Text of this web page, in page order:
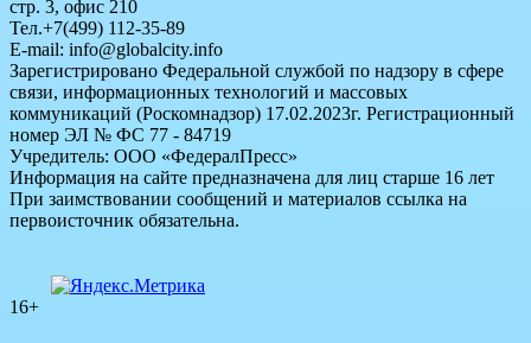
стр. 3, офис 210
Тел.+7(499) 112-35-89
E-mail: info@globalcity.info
Зарегистрировано Федеральной службой по надзору в сфере
связи, информационных технологий и массовых
коммуникаций (Роскомнадзор) 17.02.2023г. Регистрационный
номер ЭЛ № ФС 77 - 84719
Учредитель: ООО «ФедералПресс»
Информация на сайте предназначена для лиц старше 16 лет
При заимствовании сообщений и материалов ссылка на
первоисточник обязательна.
16+